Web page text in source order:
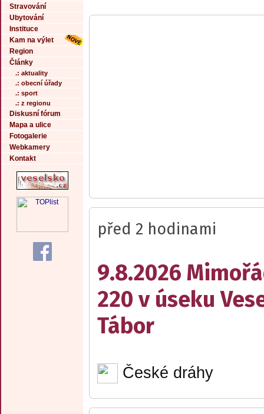
Stravování
Ubytování
Instituce
Kam na výlet
Region
Články
.: aktuality
.: obecní úřady
.: sport
.: z regionu
Diskusní fórum
Mapa a ulice
Fotogalerie
Webkamery
Kontakt
před 2 hodinami
9.8.2026
220 v úseku
Tábor
České dráhy